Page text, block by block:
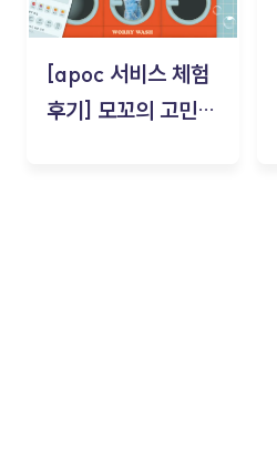
[apoc 서비스 체험
후기] 모꼬의 고민세